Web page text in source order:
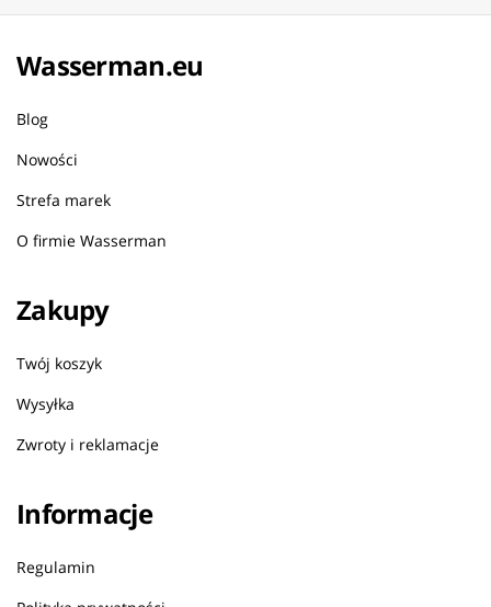
Wasserman.eu
Blog
Nowości
Strefa marek
O firmie Wasserman
Zakupy
Twój koszyk
Wysyłka
Zwroty i reklamacje
Informacje
Regulamin